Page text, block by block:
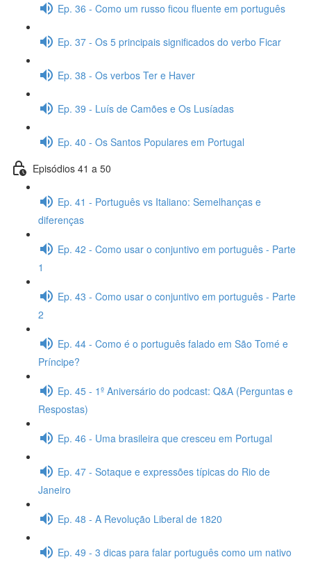
Ep. 36 - Como um russo ficou fluente em português
Ep. 37 - Os 5 principais significados do verbo Ficar
Ep. 38 - Os verbos Ter e Haver
Ep. 39 - Luís de Camões e Os Lusíadas
Ep. 40 - Os Santos Populares em Portugal
Episódios 41 a 50
Ep. 41 - Português vs Italiano: Semelhanças e
diferenças
Ep. 42 - Como usar o conjuntivo em português - Parte
1
Ep. 43 - Como usar o conjuntivo em português - Parte
2
Ep. 44 - Como é o português falado em São Tomé e
Príncipe?
Ep. 45 - 1º Aniversário do podcast: Q&A (Perguntas e
Respostas)
Ep. 46 - Uma brasileira que cresceu em Portugal
Ep. 47 - Sotaque e expressões típicas do Rio de
Janeiro
Ep. 48 - A Revolução Liberal de 1820
Ep. 49 - 3 dicas para falar português como um nativo